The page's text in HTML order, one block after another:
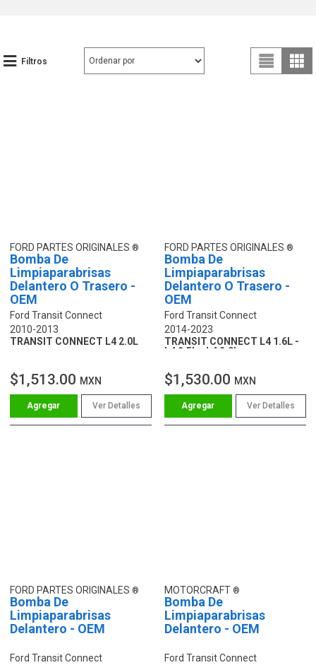
Filtros
FORD PARTES ORIGINALES
Bomba De
Limpiaparabrisas
Delantero O Trasero -
OEM
Ford Transit Connect
2010-2013
TRANSIT CONNECT L4 2.0L
$1,513.00 MXN
Ver Detalles
FORD PARTES ORIGINALES
Bomba De
Limpiaparabrisas
Delantero O Trasero -
OEM
Ford Transit Connect
2014-2023
TRANSIT CONNECT L4 1.6L -
L4 2.5L - L4 2.0L
$1,530.00 MXN
Ver Detalles
FORD PARTES ORIGINALES
Bomba De
Limpiaparabrisas
Delantero - OEM
Ford Transit Connect
MOTORCRAFT
Bomba De
Limpiaparabrisas
Delantero - OEM
Ford Transit Connect